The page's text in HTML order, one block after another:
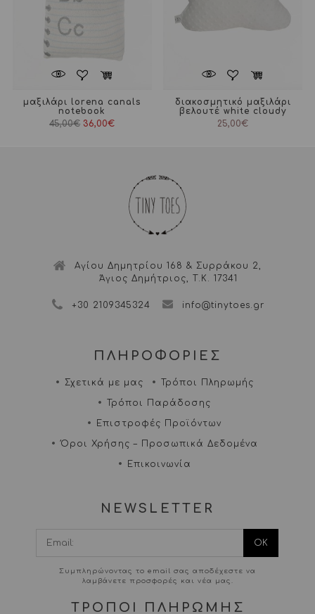
μαξιλάρι lorena canals
notebook
45,00€ Original
36,00€Η
διακοσμητικό μαξιλάρι
βελουτέ white cloudy
25,00€
Αγίου Δημητρίου 168 & Συρράκου 2,
Άγιος Δημήτριος, Τ.Κ. 17341
+30 2109345324 info@tinytoes.gr
ΠΛΗΡΟΦΟΡΙΕΣ
Σχετικά με μας Τρόποι Πληρωμής
Τρόποι Παράδοσης
Επιστροφές Προϊόντων
Όροι Χρήσης – Προσωπικά Δεδομένα
Επικοινωνία
NEWSLETTER
Συμπληρώνοντας το email σας αποδέχεστε να
λαμβάνετε προσφορές και νέα μας.
ΤΡΟΠΟΙ ΠΛΗΡΩΜΗΣ